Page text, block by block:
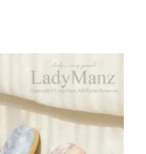
クセサリ
いサイズ M L XL XXL ギ
フト プレゼント